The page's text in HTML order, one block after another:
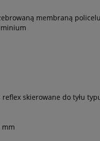
membraną
skierowane do tyłu
mm